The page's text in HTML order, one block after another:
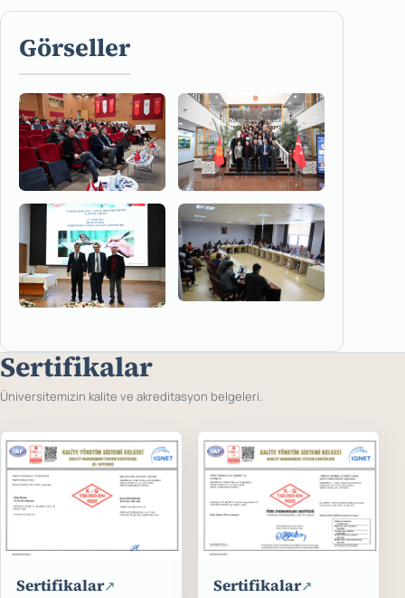
Görseller
Sertifikalar
Üniversitemizin kalite ve akreditasyon belgeleri.
Sertifikalar↗ Sertifikalar↗